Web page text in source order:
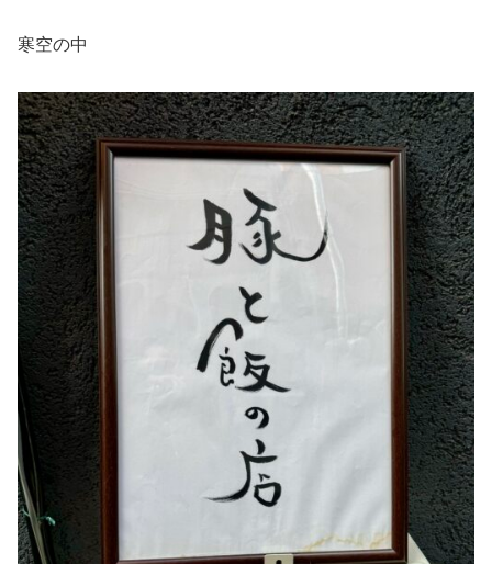
寒空の中